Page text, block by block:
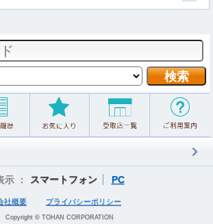
示 ： スマートフォン PC
社概要 プライバシーポリシー
Copyright © TOHAN CORPORATION